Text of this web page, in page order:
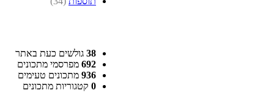
38 גולשים כעת באתר
692 מפרסמי מתכונים
936 מתכונים טעימים
0 קטגוריות מתכונים